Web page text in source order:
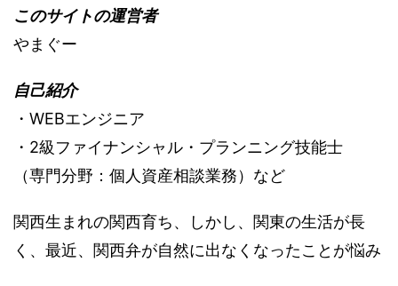
このサイトの運営者
やまぐー
自己紹介
・WEBエンジニア
・2級ファイナンシャル・プランニング技能士
（専門分野：個人資産相談業務）など
関西生まれの関西育ち、しかし、関東の生活が長
く、最近、関西弁が自然に出なくなったことが悩み